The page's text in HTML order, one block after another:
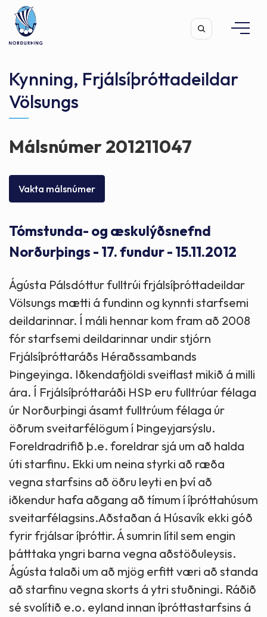
Leita
Kynning, Frjálsíþróttadeildar
Völsungs
Málsnúmer 201211047
Vakta málsnúmer
Tómstunda- og æskulýðsnefnd
Norðurþings - 17. fundur - 15.11.2012
Ágústa Pálsdóttur fulltrúi frjálsíþróttadeildar
Völsungs mætti á fundinn og kynnti starfsemi
deildarinnar. Í máli hennar kom fram að 2008
fór starfsemi deildarinnar undir stjórn
Frjálsíþróttaráðs Héraðssambands
Þingeyinga. Iðkendafjöldi sveiflast mikið á milli
ára. Í Frjálsíþróttaráði HSÞ eru fulltrúar félaga
úr Norðurþingi ásamt fulltrúum félaga úr
öðrum sveitarfélögum í Þingeyjarsýslu.
Foreldradrifið þ.e. foreldrar sjá um að halda
úti starfinu. Ekki um neina styrki að ræða
vegna starfsins að öðru leyti en því að
iðkendur hafa aðgang að tímum í íþróttahúsum
sveitarfélagsins.Aðstaðan á Húsavík ekki góð
fyrir frjálsar íþróttir. Á sumrin lítil sem engin
þátttaka yngri barna vegna aðstöðuleysis.
Ágústa talaði um að mjög erfitt væri að standa
að starfinu vegna skorts á ytri stuðningi. Ráðið
sé svolítið e.o. eyland innan íþróttastarfsins á